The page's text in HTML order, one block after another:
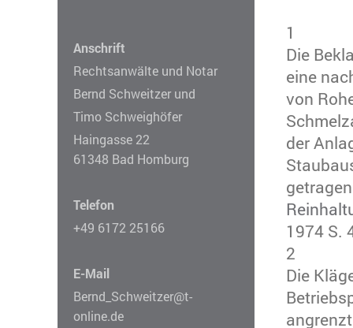
1
Die
eine
von
der
1974 S.
2
Die
Anschrift
Rechtsanwälte und Notar
Bernd Schweitzer und
Timo Schweighöfer
Haingasse 22
61348 Bad Homburg
Telefon
+49 6172 25166
E-Mail
Bernd_Schweitzer@t-
online.de